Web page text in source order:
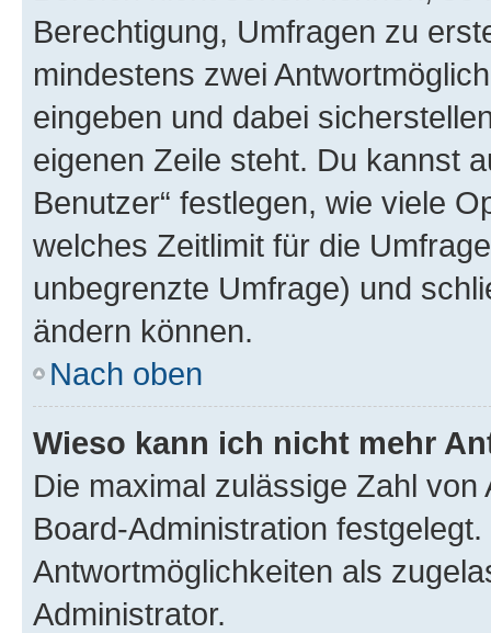
Berechtigung, Umfragen zu
mindestens zwei
eingeben und dabei
eigenen Zeile steht. Du kannst
Benutzer“ festlegen, wie viele
welches Zeitlimit für die
unbegrenzte Umfrage) und
ändern können.
Nach oben
Wieso kann ich nicht mehr
Die maximal zulässige Zahl
Board-Administration
Antwortmöglichkeiten als
Administrator.